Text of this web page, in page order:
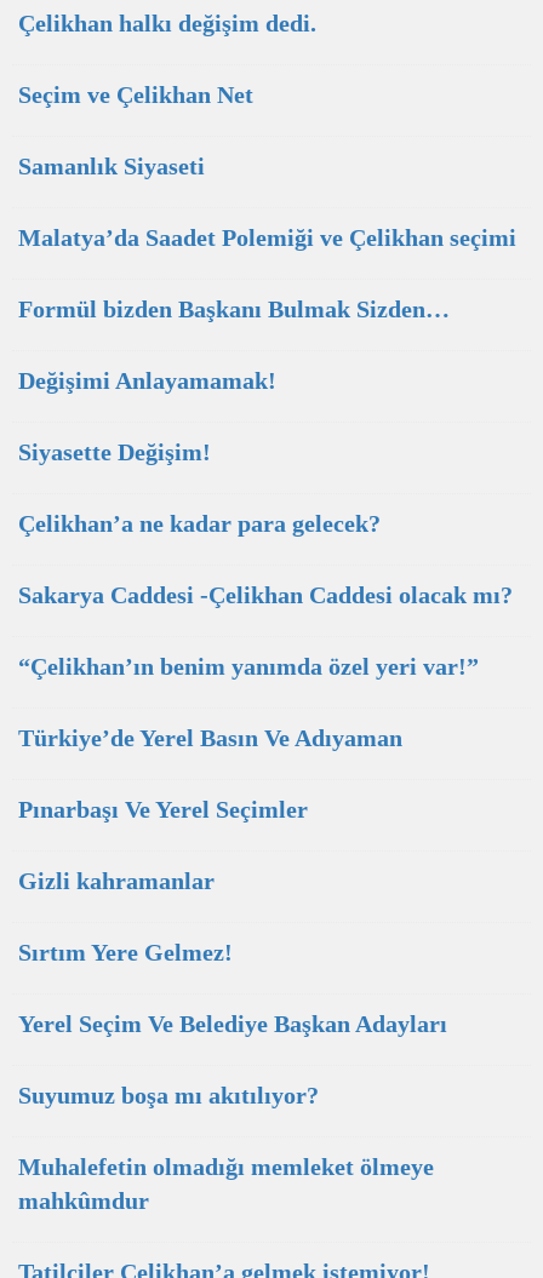
Çelikhan halkı değişim dedi.
Seçim ve Çelikhan Net
Samanlık Siyaseti
Malatya’da Saadet Polemiği ve Çelikhan seçimi
Formül bizden Başkanı Bulmak Sizden…
Değişimi Anlayamamak!
Siyasette Değişim!
Çelikhan’a ne kadar para gelecek?
Sakarya Caddesi -Çelikhan Caddesi olacak mı?
“Çelikhan’ın benim yanımda özel yeri var!”
Türkiye’de Yerel Basın Ve Adıyaman
Pınarbaşı Ve Yerel Seçimler
Gizli kahramanlar
Sırtım Yere Gelmez!
Yerel Seçim Ve Belediye Başkan Adayları
Suyumuz boşa mı akıtılıyor?
Muhalefetin olmadığı memleket ölmeye
mahkûmdur
Tatilciler Çelikhan’a gelmek istemiyor!